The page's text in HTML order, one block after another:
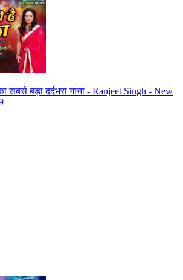
सबसे बड़ा दर्दभरा गाना - Ranjeet Singh - New